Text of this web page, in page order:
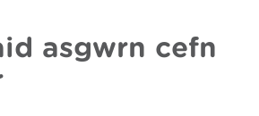
asgwrn cefn